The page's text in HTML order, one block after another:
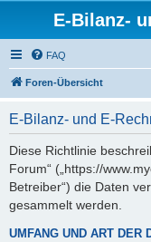
E-Bilanz-
FAQ
Foren-Übersicht
E-Bilanz- und E-
Diese Richtlinie
Forum“ („https://
Betreiber“) die Daten
gesammelt werden.
UMFANG UND ART DER